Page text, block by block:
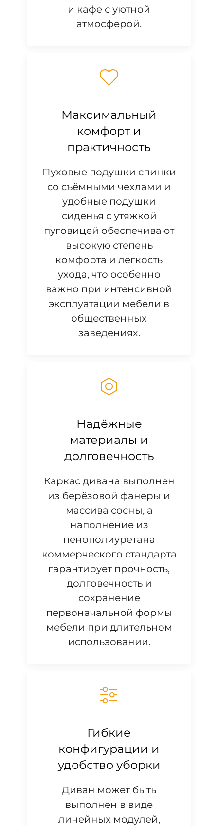
и кафе с уютной
атмосферой.
Максимальный
комфорт и
практичность
Пуховые подушки спинки
со съёмными чехлами и
удобные подушки
сиденья с утяжкой
пуговицей обеспечивают
высокую степень
комфорта и легкость
ухода, что особенно
важно при интенсивной
эксплуатации мебели в
общественных
заведениях.
Надёжные
материалы и
долговечность
Каркас дивана выполнен
из берёзовой фанеры и
массива сосны, а
наполнение из
пенополиуретана
коммерческого стандарта
гарантирует прочность,
долговечность и
сохранение
первоначальной формы
мебели при длительном
использовании.
Гибкие
конфигурации и
удобство уборки
Диван может быть
выполнен в виде
линейных модулей,